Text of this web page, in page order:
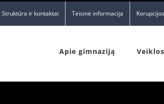
Struktūra ir kontaktai Teisinė informacija
Apie gimnaziją